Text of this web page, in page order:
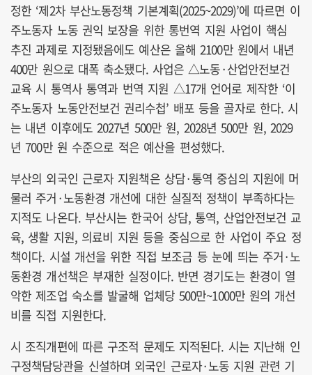
정한 ‘제2차 부산노동정책 기본계획(2025~2029)’에 따르면 이
주노동자 노동 권익 보장을 위한 통번역 지원 사업이 핵심
추진 과제로 지정됐음에도 예산은 올해 2100만 원에서 내년
400만 원으로 대폭 축소됐다. 사업은 △노동·산업안전보건
교육 시 통역사 통역과 번역 지원 △17개 언어로 제작한 ‘이
주노동자 노동안전보건 권리수첩’ 배포 등을 골자로 한다. 시
는 내년 이후에도 2027년 500만 원, 2028년 500만 원, 2029
년 700만 원 수준으로 적은 예산을 편성했다.
부산의 외국인 근로자 지원책은 상담·통역 중심의 지원에 머
물러 주거·노동환경 개선에 대한 실질적 정책이 부족하다는
지적도 나온다. 부산시는 한국어 상담, 통역, 산업안전보건 교
육, 생활 지원, 의료비 지원 등을 중심으로 한 사업이 주요 정
책이다. 시설 개선을 위한 직접 보조금 등 눈에 띄는 주거·노
동환경 개선책은 부재한 실정이다. 반면 경기도는 환경이 열
악한 제조업 숙소를 발굴해 업체당 500만~1000만 원의 개선
비를 직접 지원한다.
시 조직개편에 따른 구조적 문제도 지적된다. 시는 지난해 인
구정책담당관을 신설하며 외국인 근로자·노동 지원 관련 기